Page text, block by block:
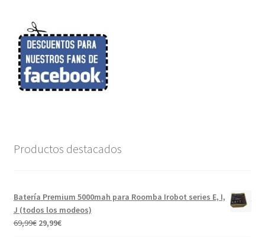
Productos destacados
Batería Premium 5000mah para Roomba Irobot series E, I,
J (todos los modeos)
69,99€ El
29,99€El